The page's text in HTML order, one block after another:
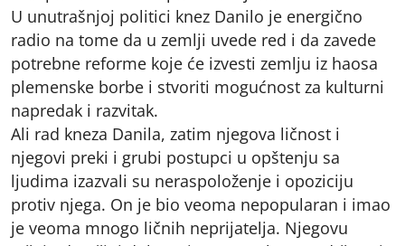
U unutrašnjoj politici knez Danilo je energično
radio na tome da u zemlji uvede red i da zavede
potrebne reforme koje će izvesti zemlju iz haosa
plemenske borbe i stvoriti mogućnost za kulturni
napredak i razvitak.
Ali rad kneza Danila, zatim njegova ličnost i
njegovi preki i grubi postupci u opštenju sa
ljudima izazvali su neraspoloženje i opoziciju
protiv njega. On je bio veoma nepopularan i imao
je veoma mnogo ličnih neprijatelja. Njegovu